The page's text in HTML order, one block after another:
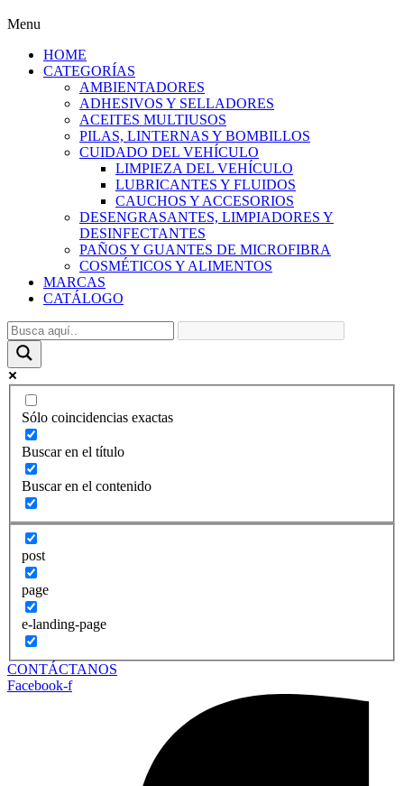
Menu
HOME
CATEGORÍAS
AMBIENTADORES
ADHESIVOS Y SELLADORES
ACEITES MULTIUSOS
PILAS, LINTERNAS Y BOMBILLOS
CUIDADO DEL VEHÍCULO
LIMPIEZA DEL VEHÍCULO
LUBRICANTES Y FLUIDOS
CAUCHOS Y ACCESORIOS
DESENGRASANTES, LIMPIADORES Y
DESINFECTANTES
PAÑOS Y GUANTES DE MICROFIBRA
COSMÉTICOS Y ALIMENTOS
MARCAS
CATÁLOGO
Sólo coincidencias exactas
Buscar en el título
Buscar en el contenido
post
page
e-landing-page
CONTÁCTANOS
Facebook-f